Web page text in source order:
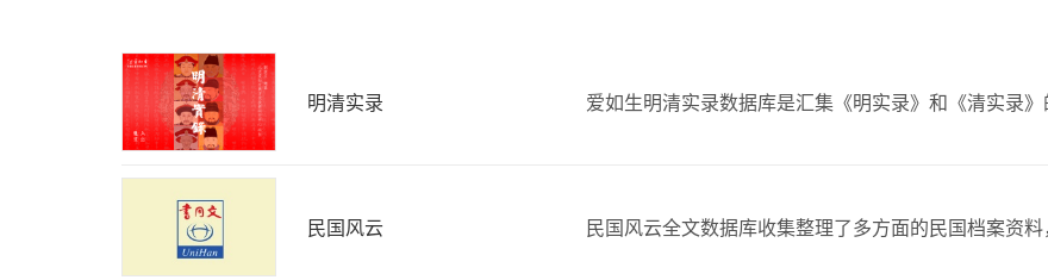
明清实录
民国风云